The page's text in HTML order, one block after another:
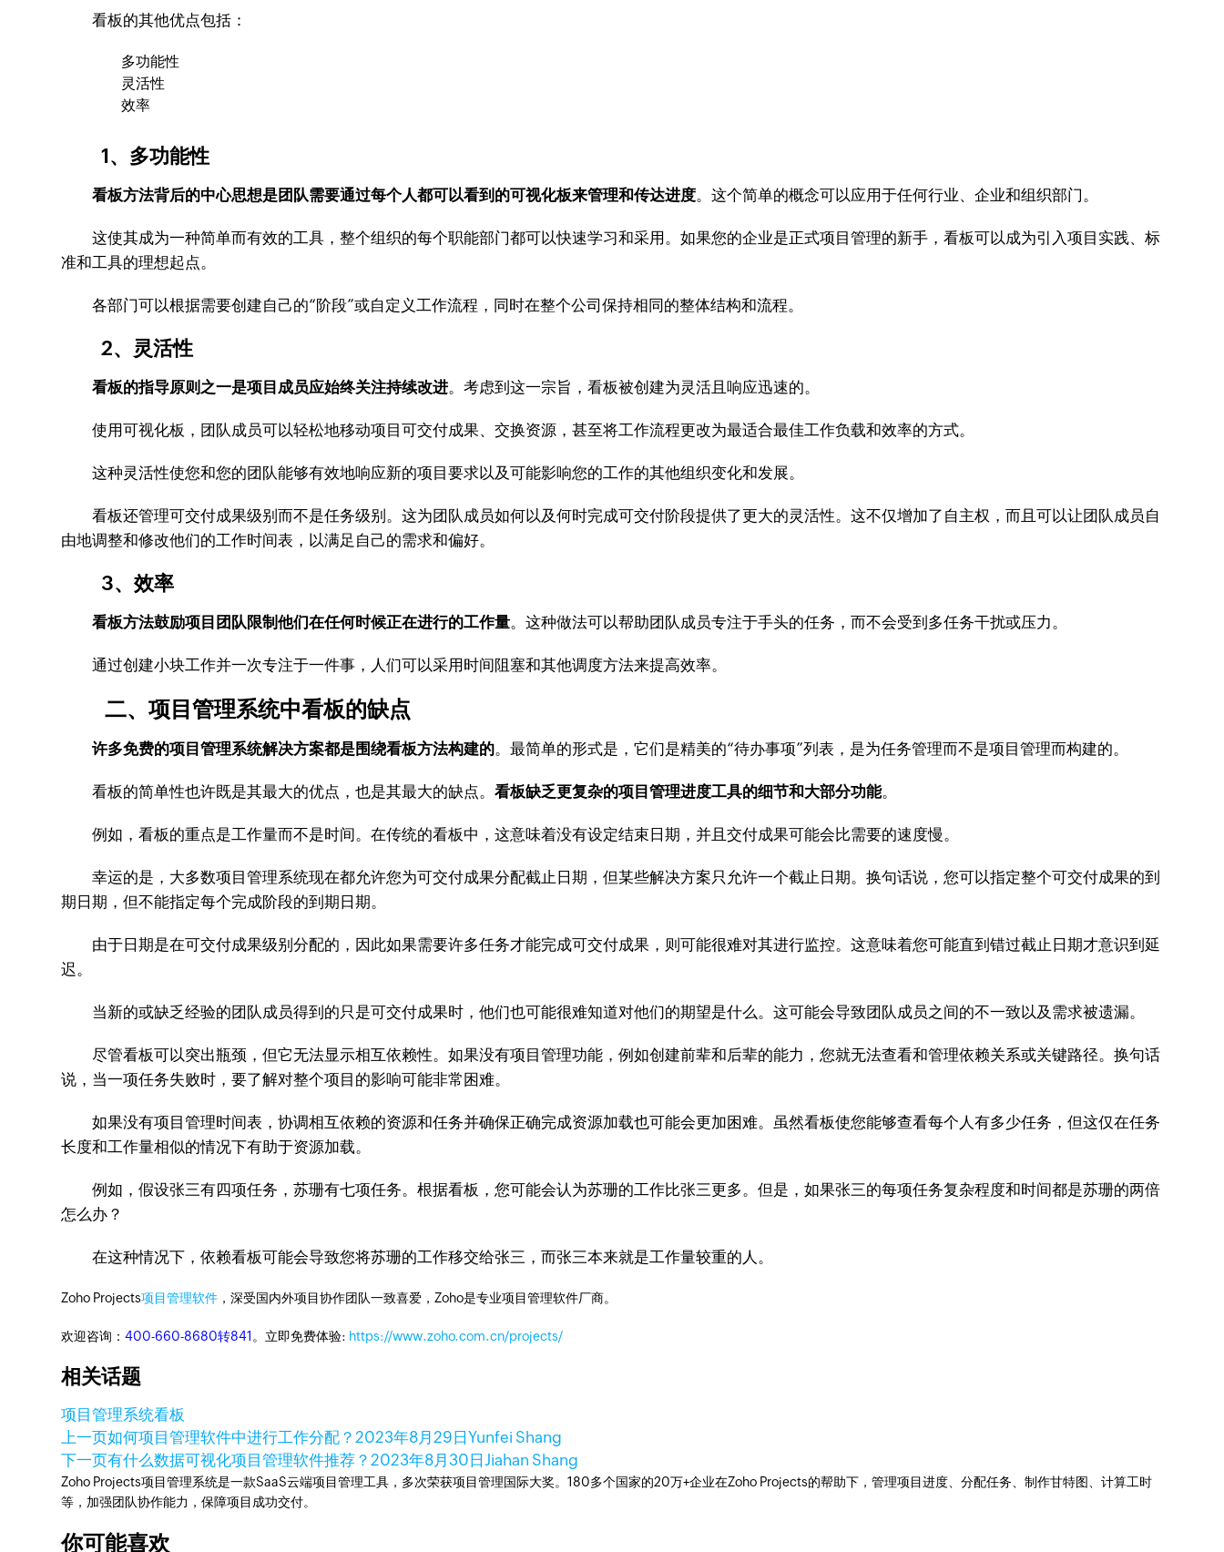
看板的其他优点包括：
多功能性
灵活性
效率
1、多功能性
看板方法背后的中心思想是团队需要通过每个人都可以看到的可视化板来管理和传达进度。这个简单的概念可以应用于任何行业、企业和组织部门。
这使其成为一种简单而有效的工具，整个组织的每个职能部门都可以快速学习和采用。如果您的企业是正式项目管理的新手，看板可以成为引入项目实践、标
准和工具的理想起点。
各部门可以根据需要创建自己的“阶段”或自定义工作流程，同时在整个公司保持相同的整体结构和流程。
2、灵活性
看板的指导原则之一是项目成员应始终关注持续改进。考虑到这一宗旨，看板被创建为灵活且响应迅速的。
使用可视化板，团队成员可以轻松地移动项目可交付成果、交换资源，甚至将工作流程更改为最适合最佳工作负载和效率的方式。
这种灵活性使您和您的团队能够有效地响应新的项目要求以及可能影响您的工作的其他组织变化和发展。
看板还管理可交付成果级别而不是任务级别。这为团队成员如何以及何时完成可交付阶段提供了更大的灵活性。这不仅增加了自主权，而且可以让团队成员自
由地调整和修改他们的工作时间表，以满足自己的需求和偏好。
3、效率
看板方法鼓励项目团队限制他们在任何时候正在进行的工作量。这种做法可以帮助团队成员专注于手头的任务，而不会受到多任务干扰或压力。
通过创建小块工作并一次专注于一件事，人们可以采用时间阻塞和其他调度方法来提高效率。
二、项目管理系统中看板的缺点
许多免费的项目管理系统解决方案都是围绕看板方法构建的。最简单的形式是，它们是精美的“待办事项”列表，是为任务管理而不是项目管理而构建的。
看板的简单性也许既是其最大的优点，也是其最大的缺点。看板缺乏更复杂的项目管理进度工具的细节和大部分功能。
例如，看板的重点是工作量而不是时间。在传统的看板中，这意味着没有设定结束日期，并且交付成果可能会比需要的速度慢。
幸运的是，大多数项目管理系统现在都允许您为可交付成果分配截止日期，但某些解决方案只允许一个截止日期。换句话说，您可以指定整个可交付成果的到
期日期，但不能指定每个完成阶段的到期日期。
由于日期是在可交付成果级别分配的，因此如果需要许多任务才能完成可交付成果，则可能很难对其进行监控。这意味着您可能直到错过截止日期才意识到延
迟。
当新的或缺乏经验的团队成员得到的只是可交付成果时，他们也可能很难知道对他们的期望是什么。这可能会导致团队成员之间的不一致以及需求被遗漏。
尽管看板可以突出瓶颈，但它无法显示相互依赖性。如果没有项目管理功能，例如创建前辈和后辈的能力，您就无法查看和管理依赖关系或关键路径。换句话
说，当一项任务失败时，要了解对整个项目的影响可能非常困难。
如果没有项目管理时间表，协调相互依赖的资源和任务并确保正确完成资源加载也可能会更加困难。虽然看板使您能够查看每个人有多少任务，但这仅在任务
长度和工作量相似的情况下有助于资源加载。
例如，假设张三有四项任务，苏珊有七项任务。根据看板，您可能会认为苏珊的工作比张三更多。但是，如果张三的每项任务复杂程度和时间都是苏珊的两倍
怎么办？
在这种情况下，依赖看板可能会导致您将苏珊的工作移交给张三，而张三本来就是工作量较重的人。
Zoho Projects项目管理软件 ，深受国内外项目协作团队一致喜爱，Zoho是专业项目管理软件厂商。
欢迎咨询：400-660-8680转841 。立即免费体验: https://www.zoho.com.cn/projects/
相关话题
项目管理系统看板
上一页如何项目管理软件中进行工作分配？ 2023年8月29日Yunfei Shang
下一页有什么数据可视化项目管理软件推荐？ 2023年8月30日Jiahan Shang
Zoho Projects项目管理系统是一款SaaS云端项目管理工具，多次荣获项目管理国际大奖。180多个国家的20万+企业在Zoho Projects的帮助下，管理项目进度、分配任务、制作甘特图、计算工时
等，加强团队协作能力，保障项目成功交付。
你可能喜欢